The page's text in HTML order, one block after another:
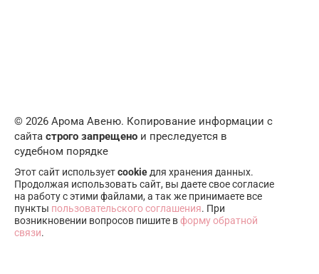
© 2026 Арома Авеню. Копирование информации с
сайта строго запрещено и преследуется в
судебном порядке
Этот сайт используетcookie для хранения данных.
Продолжая использовать сайт, вы даете свое согласие
на работу с этими файлами, а так же принимаете все
пункты пользовательского соглашения. При
возникновении вопросов пишите вформу обратной
связи.